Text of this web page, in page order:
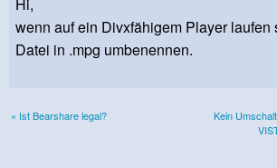
Hi,
wenn auf ein Divxfähigem Player laufen
Datei in .mpg umbenennen.
« Ist Bearshare legal?
Kein